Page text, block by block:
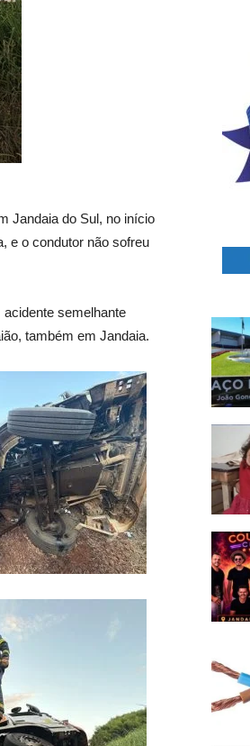
Jandaia do Sul, no início
e o condutor não sofreu
semelhante
também em Jandaia.